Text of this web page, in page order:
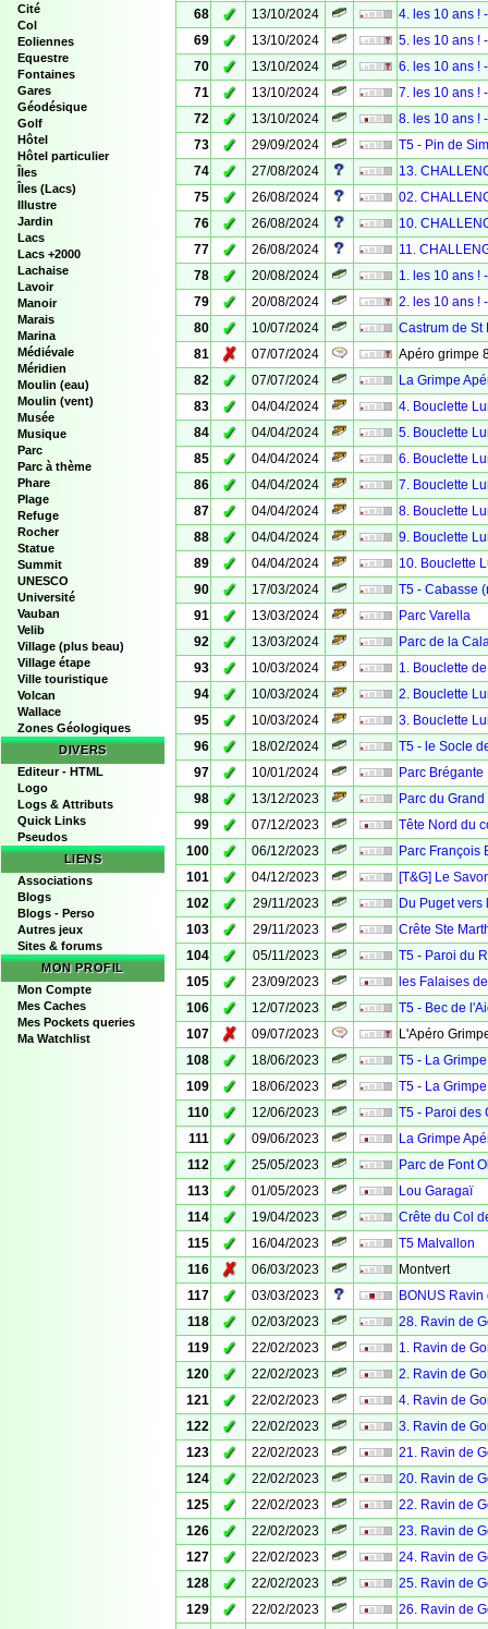
Cité
Col
Eoliennes
Equestre
Fontaines
Gares
Géodésique
Golf
Hôtel
Hôtel particulier
Îles
Îles (Lacs)
Illustre
Jardin
Lacs
Lacs +2000
Lachaise
Lavoir
Manoir
Marais
Marina
Médiévale
Méridien
Moulin (eau)
Moulin (vent)
Musée
Musique
Parc
Parc à thème
Phare
Plage
Refuge
Rocher
Statue
Summit
UNESCO
Université
Vauban
Velib
Village (plus beau)
Village étape
Ville touristique
Volcan
Wallace
Zones Géologiques
DIVERS
Editeur - HTML
Logo
Logs & Attributs
Quick Links
Pseudos
LIENS
Associations
Blogs
Blogs - Perso
Autres jeux
Sites & forums
MON PROFIL
Mon Compte
Mes Caches
Mes Pockets queries
Ma Watchlist
68
✓ 13/10/2024
4. les 10 ans !
69
✓ 13/10/2024
5. les 10 ans !
70
✓ 13/10/2024
6. les 10 ans !
71
✓ 13/10/2024
7. les 10 ans !
72
✓ 13/10/2024
8. les 10 ans !
73
✓ 29/09/2024
T5 - Pin de
74
✓ 27/08/2024
13.
75
✓ 26/08/2024
02.
76
✓ 26/08/2024
10.
77
✓ 26/08/2024
11.
78
✓ 20/08/2024
1. les 10 ans !
79
✓ 20/08/2024
2. les 10 ans !
80
✓ 10/07/2024
Castrum de St
81
✗ 07/07/2024
Apéro grimpe
82
✓ 07/07/2024
La Grimpe
83
✓ 04/04/2024
4. Bouclette
84
✓ 04/04/2024
5. Bouclette
85
✓ 04/04/2024
6. Bouclette
86
✓ 04/04/2024
7. Bouclette
87
✓ 04/04/2024
8. Bouclette
88
✓ 04/04/2024
9. Bouclette
89
✓ 04/04/2024
10. Bouclette
90
✓ 17/03/2024
T5 - Cabasse
91
✓ 13/03/2024
Parc Varella
92
✓ 13/03/2024
Parc de la
93
✓ 10/03/2024
1. Bouclette
94
✓ 10/03/2024
2. Bouclette
95
✓ 10/03/2024
3. Bouclette
96
✓ 18/02/2024
T5 - le Socle
97
✓ 10/01/2024
Parc Brégante
98
✓ 13/12/2023
Parc du
99
✓ 07/12/2023
Tête Nord du
100
✓ 06/12/2023
Parc François
101
✓ 04/12/2023
[T&G] Le
102
✓ 29/11/2023
Du Puget
103
✓ 29/11/2023
Crête Ste
104
✓ 05/11/2023
T5 - Paroi du
105
✓ 23/09/2023
les Falaises
106
✓ 12/07/2023
T5 - Bec de
107
✗ 09/07/2023
L'Apéro
108
✓ 18/06/2023
T5 - La
109
✓ 18/06/2023
T5 - La
110
✓ 12/06/2023
T5 - Paroi des
111
✓ 09/06/2023
La Grimpe
112
✓ 25/05/2023
Parc de Font
113
✓ 01/05/2023
Lou Garagaï
114
✓ 19/04/2023
Crête du Col
115
✓ 16/04/2023
T5 Malvallon
116
✗ 06/03/2023
Montvert
117
✓ 03/03/2023
BONUS
118
✓ 02/03/2023
28. Ravin de
119
✓ 22/02/2023
1. Ravin de
120
✓ 22/02/2023
2. Ravin de
121
✓ 22/02/2023
4. Ravin de
122
✓ 22/02/2023
3. Ravin de
123
✓ 22/02/2023
21. Ravin de
124
✓ 22/02/2023
20. Ravin de
125
✓ 22/02/2023
22. Ravin de
126
✓ 22/02/2023
23. Ravin de
127
✓ 22/02/2023
24. Ravin de
128
✓ 22/02/2023
25. Ravin de
129
✓ 22/02/2023
26. Ravin de